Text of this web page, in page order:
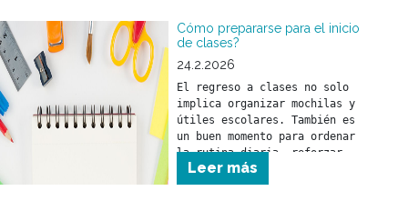
Cómo prepararse para el inicio
de clases?
24.2.2026
El regreso a clases no solo
implica organizar mochilas y
útiles escolares. También es
un buen momento para ordenar
la rutina diaria, reforzar
hábitos saludables y realizar
los controles de salud
Leer más